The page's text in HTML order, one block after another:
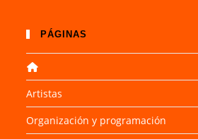
PÁGINAS
Artistas
Organización y programación